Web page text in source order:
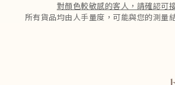
對顏色較敏感的客人，請確認可
所有貨品均由人手量度，可能與您的測量